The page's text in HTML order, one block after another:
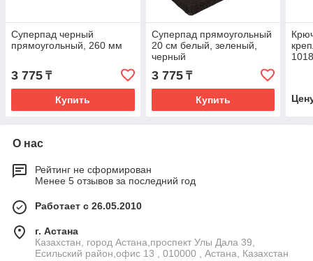
Суперпад черный
прямоугольный, 260 мм
3 775 ₸
Купить
Суперпад прямоугольный
20 см белый, зеленый,
черный
3 775₸
Купить
О нас
Рейтинг не сформирован
Менее 5 отзывов за последний год
Работает с 26.05.2010
г. Астана
Казахстан, город Астана,проспект Улы Дала 39,
Есильский район,офис 13 , 010000 , Астана, Казахстан